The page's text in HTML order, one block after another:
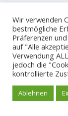
© 2023
Impressum
Wir verwenden
bestmögliche
Präferenzen
auf "Alle
Verwendung
jedoch die
kontrollierte
Ablehnen